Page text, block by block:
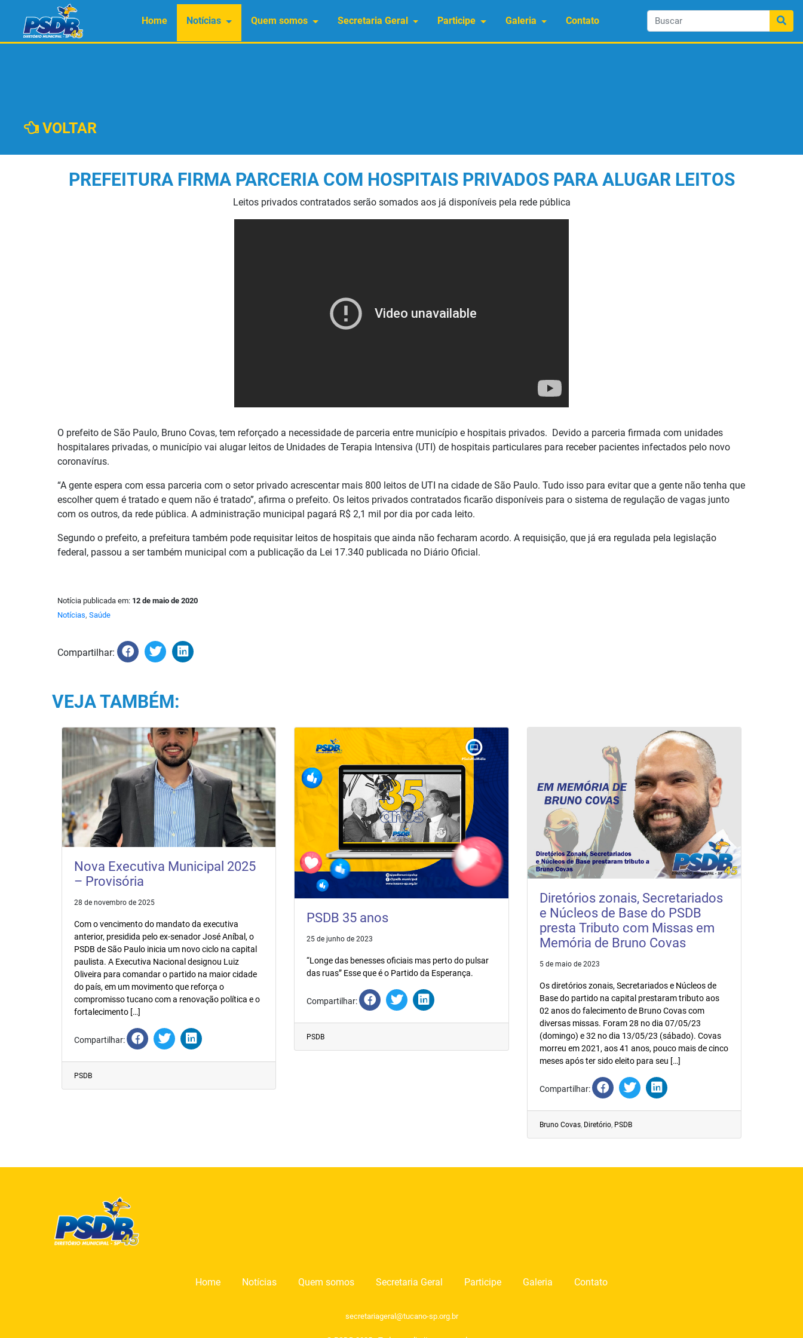
Home Notícias Quem somos Secretaria Geral Participe Galeria Contato
VOLTAR
PREFEITURA FIRMA PARCERIA COM HOSPITAIS PRIVADOS PARA ALUGAR LEITOS
Leitos privados contratados serão somados aos já disponíveis pela rede pública
O prefeito de São Paulo, Bruno Covas, tem reforçado a necessidade de parceria entre município e hospitais privados. Devido a parceria firmada com unidades
hospitalares privadas, o município vai alugar leitos de Unidades de Terapia Intensiva (UTI) de hospitais particulares para receber pacientes infectados pelo novo
coronavírus.
“A gente espera com essa parceria com o setor privado acrescentar mais 800 leitos de UTI na cidade de São Paulo. Tudo isso para evitar que a gente não tenha que
escolher quem é tratado e quem não é tratado”, afirma o prefeito. Os leitos privados contratados ficarão disponíveis para o sistema de regulação de vagas junto
com os outros, da rede pública. A administração municipal pagará R$ 2,1 mil por dia por cada leito.
Segundo o prefeito, a prefeitura também pode requisitar leitos de hospitais que ainda não fecharam acordo. A requisição, que já era regulada pela legislação
federal, passou a ser também municipal com a publicação da Lei 17.340 publicada no Diário Oficial.
Notícia publicada em: 12 de maio de 2020
Notícias, Saúde
Compartilhar:
VEJA TAMBÉM:
Nova Executiva Municipal 2025
– Provisória
28 de novembro de 2025
Com o vencimento do mandato da executiva
anterior, presidida pelo ex-senador José Aníbal, o
PSDB de São Paulo inicia um novo ciclo na capital
paulista. A Executiva Nacional designou Luiz
Oliveira para comandar o partido na maior cidade
do país, em um movimento que reforça o
compromisso tucano com a renovação política e o
fortalecimento […]
Compartilhar:
PSDB
PSDB 35 anos
25 de junho de 2023
“Longe das benesses oficiais mas perto do pulsar
das ruas” Esse que é o Partido da Esperança.
Compartilhar:
PSDB
Diretórios zonais, Secretariados
e Núcleos de Base do PSDB
presta Tributo com Missas em
Memória de Bruno Covas
5 de maio de 2023
Os diretórios zonais, Secretariados e Núcleos de
Base do partido na capital prestaram tributo aos
02 anos do falecimento de Bruno Covas com
diversas missas. Foram 28 no dia 07/05/23
(domingo) e 32 no dia 13/05/23 (sábado). Covas
morreu em 2021, aos 41 anos, pouco mais de cinco
meses após ter sido eleito para seu […]
Compartilhar:
Bruno Covas, Diretório, PSDB
Home Notícias Quem somos Secretaria Geral Participe Galeria Contato
secretariageral@tucano-sp.org.br